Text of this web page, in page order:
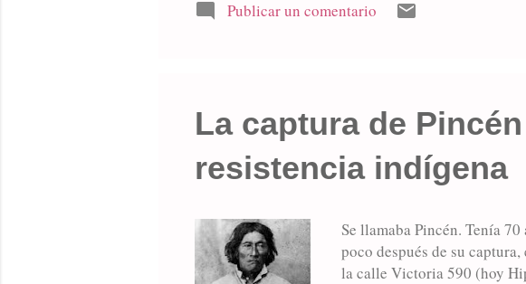
Publicar un comentario
La captura de
resistencia indígena
Se llamaba Pincén. Tenía
poco después de su
la calle Victoria 590 (hoy